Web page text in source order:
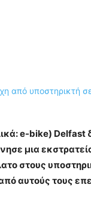
e-bike) Delfast
μια
στους
αυτούς τους